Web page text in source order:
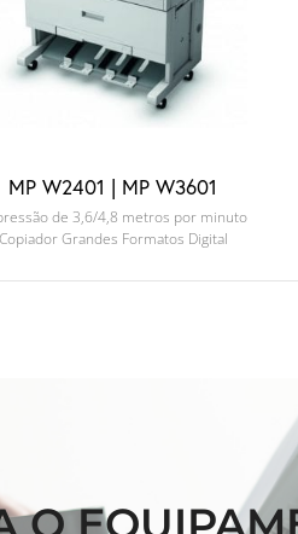
MP W2401 | MP W3601
de 3,6/4,8 metros por minuto
Copiador Grandes Formatos Digital
O